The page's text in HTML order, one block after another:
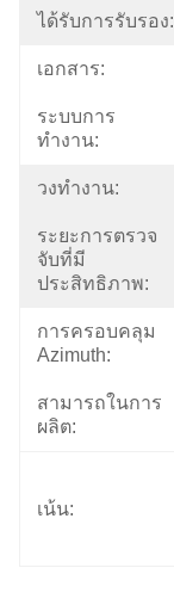
ได้รับการรับรอง:
เอกสาร:
ระบบการ
ทำงาน:
วงทำงาน:
ระยะการตรวจ
จับที่มี
ประสิทธิภาพ:
การครอบคลุม
Azimuth:
สามารถในการ
ผลิต:
เน้น: